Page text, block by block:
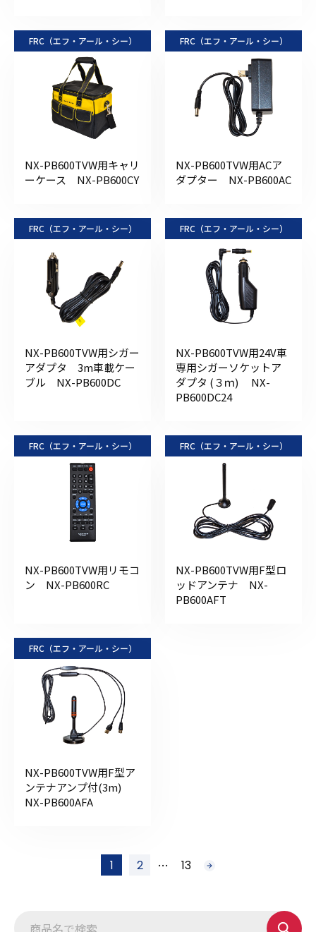
FRC（エフ・アール・シー）
NX-PB600TVW用キャリ
ーケース NX-PB600CY
FRC（エフ・アール・シー）
NX-PB600TVW用ACア
ダプター NX-PB600AC
FRC（エフ・アール・シー）
NX-PB600TVW用シガー
アダプタ 3m車載ケー
ブル NX-PB600DC
FRC（エフ・アール・シー）
NX-PB600TVW用24V車
専用シガーソケットア
ダプタ (３ｍ) NX-
PB600DC24
FRC（エフ・アール・シー）
NX-PB600TVW用リモコ
ン NX-PB600RC
FRC（エフ・アール・シー）
NX-PB600TVW用F型ロ
ッドアンテナ NX-
PB600AFT
FRC（エフ・アール・シー）
NX-PB600TVW用F型ア
ンテナアンプ付(3m)
NX-PB600AFA
1 2 … 13 次